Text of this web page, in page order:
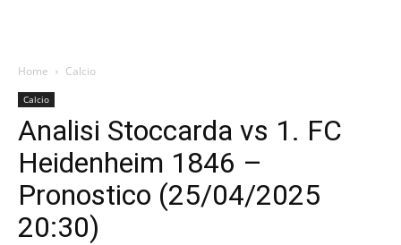
Home Calcio
Calcio
Analisi Stoccarda vs 1. FC
Heidenheim 1846 –
Pronostico (25/04/2025
20:30)